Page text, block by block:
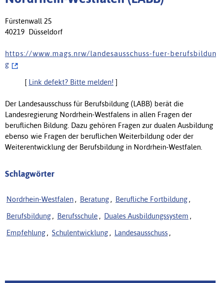
Fürstenwall 25
40219 Düsseldorf
h t t p s : / / w w w . m a g s . n r w / l a n d e s a u s s c h u s s - f u e r - b e r u f s b i l d u n
g
[ Link defekt? Bitte melden! ]
Der Landesausschuss für Berufsbildung (LABB) berät die
Landesregierung Nordrhein-Westfalens in allen Fragen der
beruflichen Bildung. Dazu gehören Fragen zur dualen Ausbildung
ebenso wie Fragen der beruflichen Weiterbildung oder der
Weiterentwicklung der Berufsbildung in Nordrhein-Westfalen.
Schlagwörter
Nordrhein-Westfalen , Beratung , Berufliche Fortbildung ,
Berufsbildung , Berufsschule , Duales Ausbildungssystem ,
Empfehlung , Schulentwicklung , Landesausschuss ,